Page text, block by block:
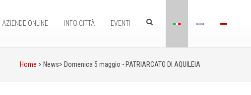
AZIENDE ONLINE INFO CITTÀ EVENTI
Home > News> Domenica 5 maggio - PATRIARCATO DI AQUILEIA